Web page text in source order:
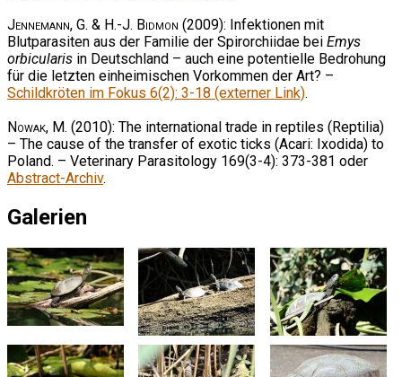
Jennemann, G. & H.-J. Bidmon (2009): Infektionen mit
Blutparasiten aus der Familie der Spirorchiidae bei Emys
orbicularis in Deutschland – auch eine potentielle Bedrohung
für die letzten einheimischen Vorkommen der Art? –
Schildkröten im Fokus 6(2): 3-18 (externer Link).
Nowak, M. (2010): The international trade in reptiles (Reptilia)
– The cause of the transfer of exotic ticks (Acari: Ixodida) to
Poland. – Veterinary Parasitology 169(3-4): 373-381 oder
Abstract-Archiv.
Galerien